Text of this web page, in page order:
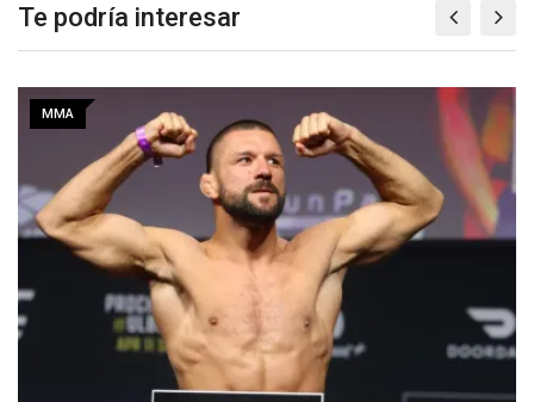
Te podría interesar
MMA